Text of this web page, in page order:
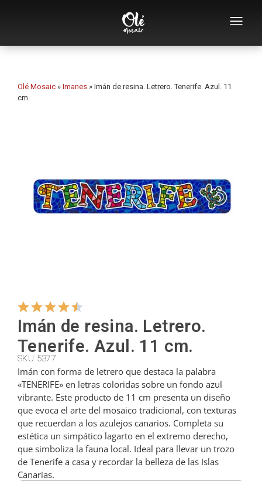
Empresa
Tazas
Colgadores
Cortadores
Cucharillas
Cucharones
Dedales
Olé Mosaic » Imanes » Imán de resina. Letrero. Tenerife. Azul. 11
cm.
Imán de resina. Letrero.
Tenerife. Azul. 11 cm.
SKU 5377
Imán con forma de letrero que destaca la palabra
«TENERIFE» en letras coloridas sobre un fondo azul
vibrante. Este producto de 11 cm presenta un diseño
que evoca el arte del mosaico tradicional, con texturas
que recuerdan a los azulejos canarios. Completa su
estética un simpático lagarto en el extremo derecho,
que simboliza la fauna local. Ideal para llevar un trozo
de Tenerife a casa y recordar la belleza de las Islas
Canarias.